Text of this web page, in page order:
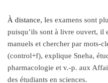
À distance, les examens sont
puisqu’ils sont à livre ouvert, il
manuels et chercher par mots-
(control+f), explique Sneha,
pharmacologie et v.-p. aux
des étudiants en sciences.